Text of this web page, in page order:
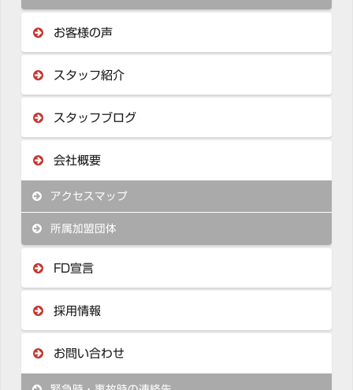
お客様の声
スタッフ紹介
スタッフブログ
会社概要
アクセスマップ
所属加盟団体
FD宣言
採用情報
お問い合わせ